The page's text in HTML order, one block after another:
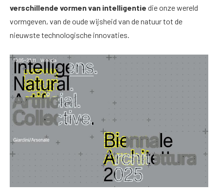
verschillende vormen van intelligentie die onze wereld
vormgeven, van de oude wijsheid van de natuur tot de
nieuwste technologische innovaties.